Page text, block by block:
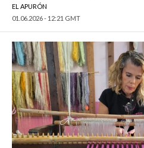
EL APURÓN
01.06.2026 - 12:21 GMT